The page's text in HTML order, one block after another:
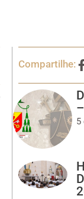
Compartilhe:
5